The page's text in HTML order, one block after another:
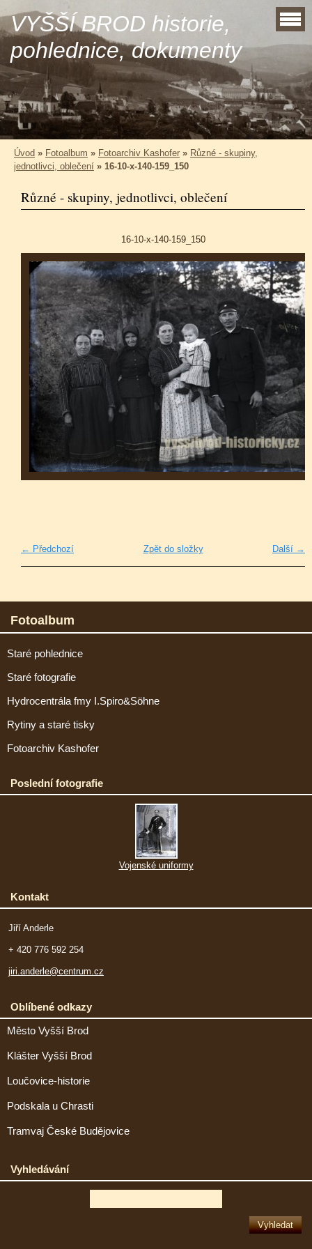
VYŠŠÍ BROD historie,
pohlednice, dokumenty
Úvod » Fotoalbum » Fotoarchiv Kashofer » Různé - skupiny,
jednotlivci, oblečení » 16-10-x-140-159_150
Různé - skupiny, jednotlivci, oblečení
16-10-x-140-159_150
← Předchozí Další →
Zpět do složky
Fotoalbum
Staré pohlednice
Staré fotografie
Hydrocentrála fmy I.Spiro&Söhne
Rytiny a staré tisky
Fotoarchiv Kashofer
Poslední fotografie
Vojenské uniformy
Kontakt
Jiří Anderle
+ 420 776 592 254
jiri.anderle@centrum.cz
Oblíbené odkazy
Město Vyšší Brod
Klášter Vyšší Brod
Loučovice-historie
Podskala u Chrasti
Tramvaj České Budějovice
Vyhledávání